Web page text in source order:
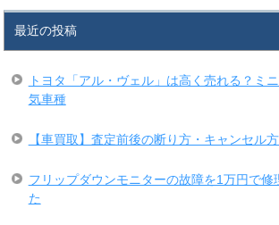
最近の投稿
トヨタ「アル・ヴェル」は高く売れる？ミ
気車種
【車買取】査定前後の断り方・キャンセル
フリップダウンモニターの故障を1万円で修
た